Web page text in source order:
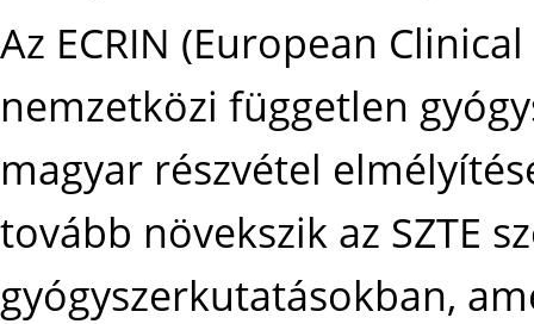
Az ECRIN (European
nemzetközi független
magyar részvétel
tovább növekszik az SZTE
gyógyszerkutatásokban,